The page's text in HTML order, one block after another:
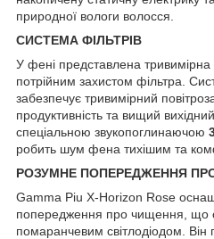
природної вологи волосся.
СИСТЕМА ФІЛЬТРІВ
У фені представлена
потрійним захистом фільтра.
забезпечує тривимірний
продуктивність та вищий
спеціальною звукопоглинаючою
робить шум фена тихішим та
РОЗУМНЕ ПОПЕРЕДЖЕННЯ
Gamma Piu X-Horizon Rose
попередження про чищення, що
помаранчевим світлодіодом. Він